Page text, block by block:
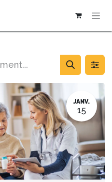
JANV.
15